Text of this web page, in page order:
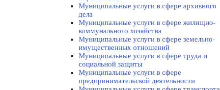
Муниципальные услуги в сфере архивного
дела
Муниципальные услуги в сфере жилищно-
коммунального хозяйства
Муниципальные услуги в сфере земельно-
имущественных отношений
Муниципальные услуги в сфере труда и
социальной защиты
Муниципальные услуги в сфере
предпринимательской деятельности